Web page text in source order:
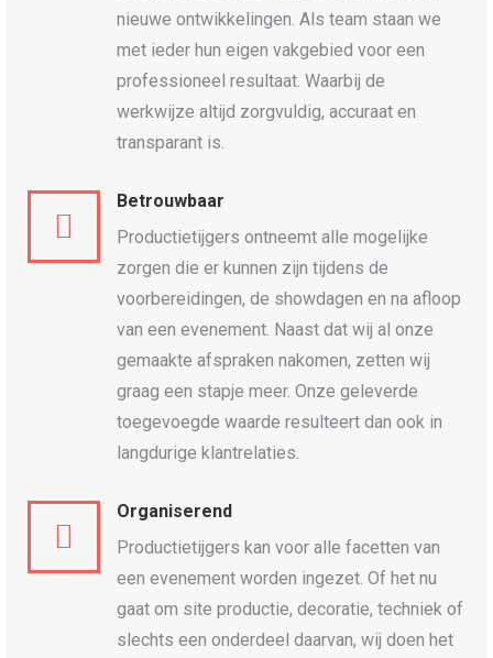
nieuwe ontwikkelingen. Als team staan we
met ieder hun eigen vakgebied voor een
professioneel resultaat. Waarbij de
werkwijze altijd zorgvuldig, accuraat en
transparant is.
Betrouwbaar
Productietijgers ontneemt alle mogelijke
zorgen die er kunnen zijn tijdens de
voorbereidingen, de showdagen en na afloop
van een evenement. Naast dat wij al onze
gemaakte afspraken nakomen, zetten wij
graag een stapje meer. Onze geleverde
toegevoegde waarde resulteert dan ook in
langdurige klantrelaties.
Organiserend
Productietijgers kan voor alle facetten van
een evenement worden ingezet. Of het nu
gaat om site productie, decoratie, techniek of
slechts een onderdeel daarvan, wij doen het